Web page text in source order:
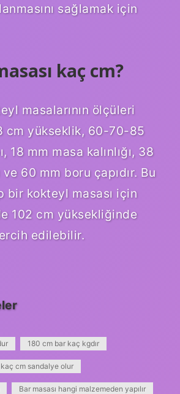
sağlamak için
kaç cm?
masalarının ölçüleri
cm yükseklik, 60-70-85
18 mm masa kalınlığı, 38
60 mm boru çapıdır. Bu
bir kokteyl masası için
102 cm yüksekliğinde
edilebilir.
180 cm bar kaç kgdır
cm sandalye olur
Bar masası hangi malzemeden yapılır